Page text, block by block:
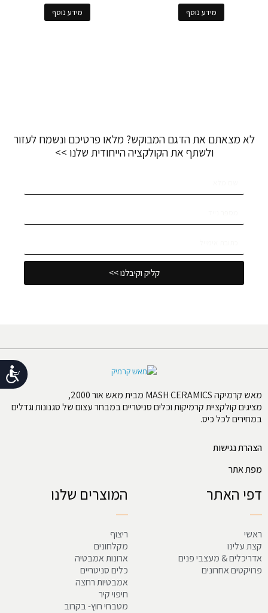
מידע נוסף מידע נוסף
לא מצאתם את הדגם המבוקש? מלאו פרטיכם ונשמח לעזור
ולשתף את הקולקציה הייחודית שלנו >>
קליק וקיבלנו >>
מאש קרמיקה MASH CERAMICS מבית מאש אור 2000,
מציגים קולקציית קרמיקות וכלים סניטריים במבחר עצום של סגנונות וגדלים
במחירים לכל כיס.
הצהרת נגישות
מפת אתר
דפי האתר
ראשי
קצת עלינו
אדריכלים & מעצבי פנים
פרויקטים אחרונים
המוצרים שלנו
ריצוף
מקלחונים
ארונות אמבטיה
כלים סניטריים
אמבטיות רחצה
חיפוי קיר
מטבחי חוץ- בקרוב